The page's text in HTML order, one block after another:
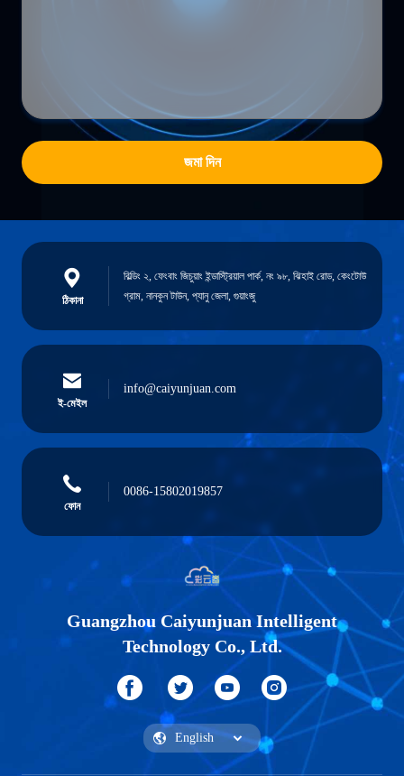
জমা দিন
ঠিকানা
বিল্ডিং ২, ফেংবাং জিচুয়াং ইন্ডাস্ট্রিয়াল পার্ক, নং ৯৮, ঝিহাই রোড, কেংটোউ
গ্রাম, নানকুন টাউন, প্যানু জেলা, গুয়াংজু
ই-মেইল
info@caiyunjuan.com
ফোন
0086-15802019857
Guangzhou Caiyunjuan Intelligent
Technology Co., Ltd.